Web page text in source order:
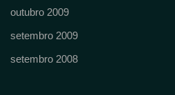
outubro 2009
setembro 2009
setembro 2008